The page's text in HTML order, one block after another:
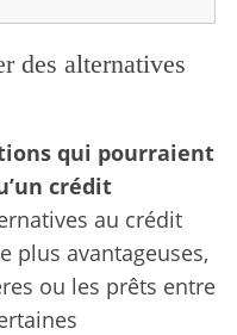
des alternatives
qui pourraient
crédit
au crédit
plus avantageuses,
ou les prêts entre